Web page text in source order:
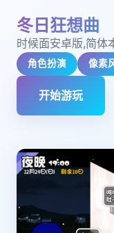
冬日狂想曲
时候面安卓版,简体
角色扮演 像素
开始游玩